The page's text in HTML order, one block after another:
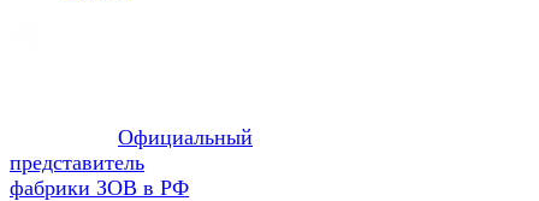
Официальный
представитель
фабрики ЗОВ в РФ